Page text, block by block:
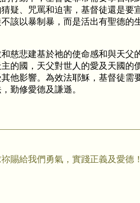
疑、咒罵和迫害，基督徒還是要
該以暴制暴，而是活出有聖德的
慈悲建基於祂的使命感和與天父
的國，天父對世人的愛及天國的
他影響。為效法耶穌，基督徒需
勤修愛德及謙遜。
賜給我們勇氣，實踐正義及愛德